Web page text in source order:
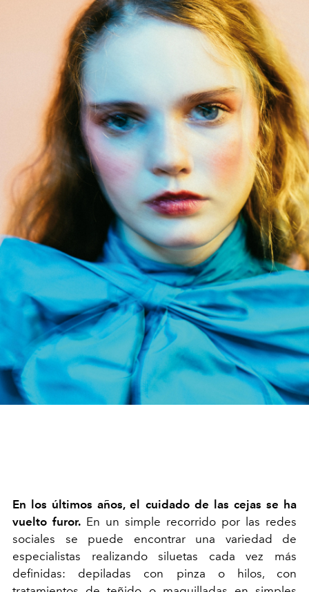
En los últimos años, el cuidado de las cejas se ha
vuelto furor. En un simple recorrido por las redes
sociales se puede encontrar una variedad de
especialistas realizando siluetas cada vez más
definidas: depiladas con pinza o hilos, con